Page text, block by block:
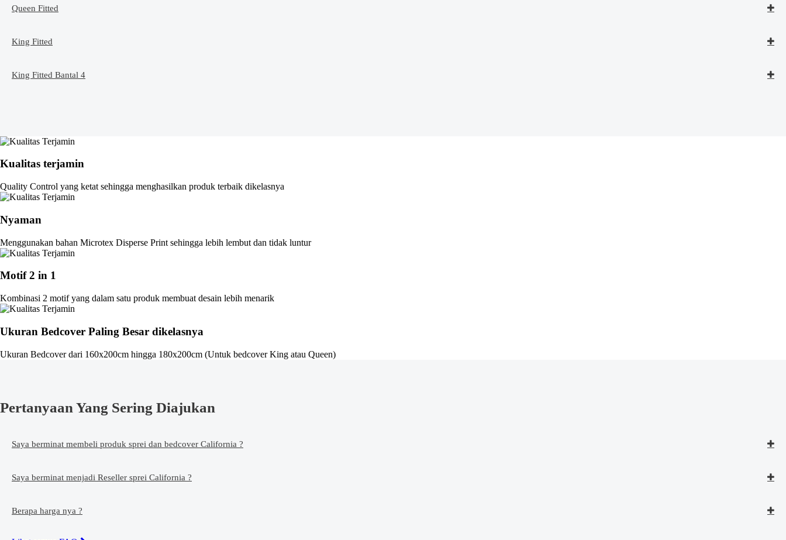
Queen Fitted
King Fitted
King Fitted Bantal 4
Kualitas terjamin
Quality Control yang ketat sehingga menghasilkan produk terbaik dikelasnya
Nyaman
Menggunakan bahan Microtex Disperse Print sehingga lebih lembut dan tidak luntur
Motif 2 in 1
Kombinasi 2 motif yang dalam satu produk membuat desain lebih menarik
Ukuran Bedcover Paling Besar dikelasnya
Ukuran Bedcover dari 160x200cm hingga 180x200cm (Untuk bedcover King atau Queen)
Pertanyaan Yang Sering Diajukan
Saya berminat membeli produk sprei dan bedcover California ?
Saya berminat menjadi Reseller sprei California ?
Berapa harga nya ?